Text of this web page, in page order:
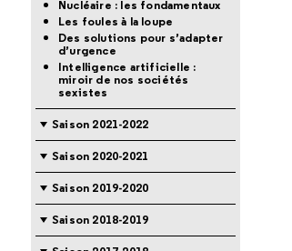
Nucléaire : les fondamentaux
Les foules à la loupe
Des solutions pour s’adapter
d’urgence
Intelligence artificielle :
miroir de nos sociétés
sexistes
Saison 2021-2022
Saison 2020-2021
Saison 2019-2020
Saison 2018-2019